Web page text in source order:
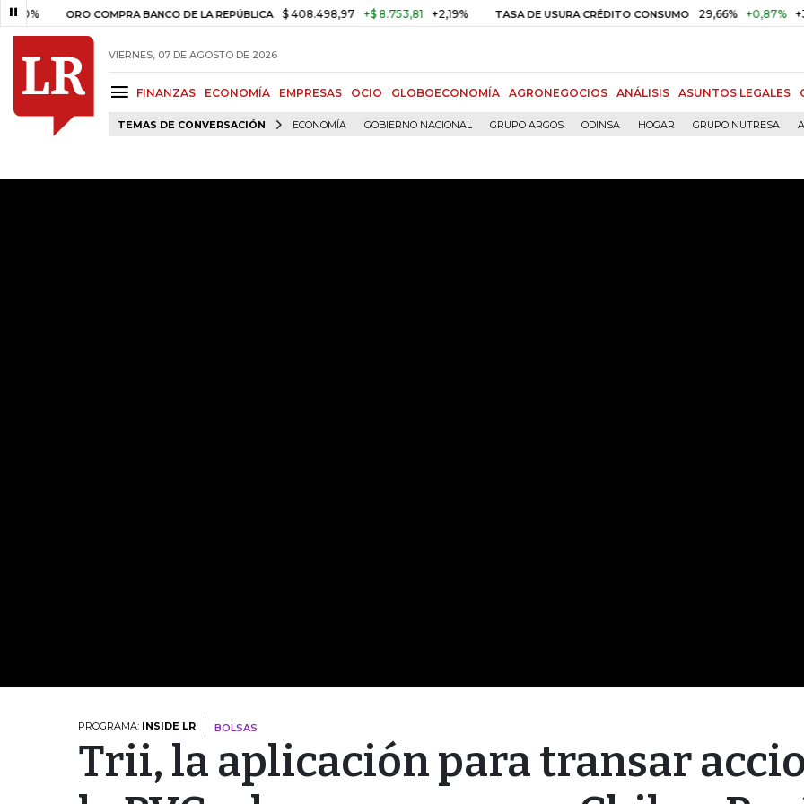
ORO COMPRA BANCO DE LA REPÚBLICA $ 408.498,97 +$ 8.753,81 +2,19% TASA DE USURA CRÉDITO CONSUMO 29,66% +0,87% +3,02%
VIERNES, 07 DE AGOSTO DE 2026
FINANZAS ECONOMÍA EMPRESAS OCIO GLOBOECONOMÍA AGRONEGOCIOS ANÁLISIS ASUNTOS LEGALES
TEMAS DE CONVERSACIÓN ECONOMÍA GOBIERNO NACIONAL GRUPO ARGOS ODINSA HOGAR GRUPO NUTRESA
PROGRAMA: INSIDE LR BOLSAS
Trii, la aplicación para transar